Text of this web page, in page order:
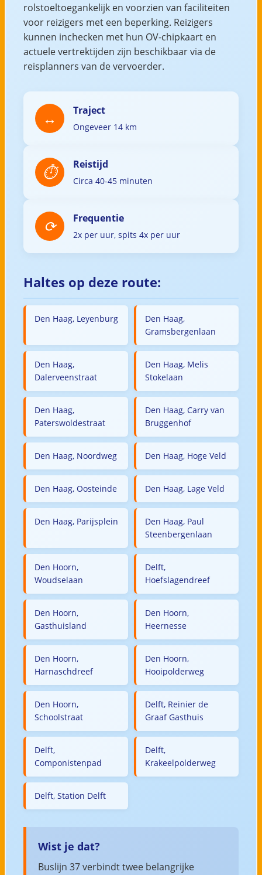
rolstoeltoegankelijk en voorzien van faciliteiten
voor reizigers met een beperking. Reizigers
kunnen inchecken met hun OV-chipkaart en
actuele vertrektijden zijn beschikbaar via de
reisplanners van de vervoerder.
Traject
Ongeveer 14 km
Reistijd
Circa 40-45 minuten
Frequentie
2x per uur, spits 4x per uur
Haltes op deze route:
Den Haag, Leyenburg
Den Haag,
Gramsbergenlaan
Den Haag,
Dalerveenstraat
Den Haag, Melis
Stokelaan
Den Haag,
Paterswoldestraat
Den Haag, Carry van
Bruggenhof
Den Haag, Noordweg Den Haag, Hoge Veld
Den Haag, Oosteinde Den Haag, Lage Veld
Den Haag, Parijsplein
Den Haag, Paul
Steenbergenlaan
Den Hoorn,
Woudselaan
Delft,
Hoefslagendreef
Den Hoorn,
Gasthuisland
Den Hoorn,
Heernesse
Den Hoorn,
Harnaschdreef
Den Hoorn,
Hooipolderweg
Den Hoorn,
Schoolstraat
Delft, Reinier de
Graaf Gasthuis
Delft,
Componistenpad
Delft,
Krakeelpolderweg
Delft, Station Delft
Wist je dat?
Buslijn 37 verbindt twee belangrijke